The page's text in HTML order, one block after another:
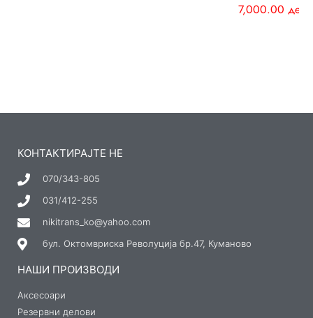
7,000.00 ден
КОНТАКТИРАЈТЕ НЕ
070/343-805
031/412-255
nikitrans_ko@yahoo.com
бул. Октомвриска Револуција бр.47, Куманово
НАШИ ПРОИЗВОДИ
Аксесоари
Резервни делови